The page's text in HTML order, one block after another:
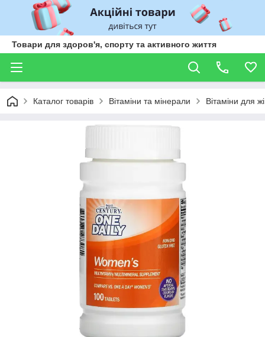
Товари для здоров'я, спорту та активного життя
Каталог товарів Вітаміни та мінерали Вітаміни для